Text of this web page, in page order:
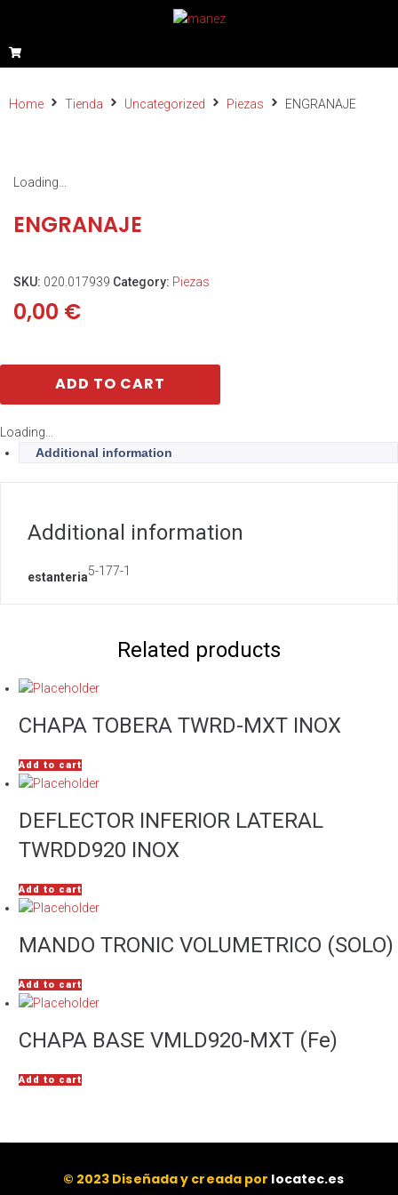
Home Tienda Uncategorized Piezas ENGRANAJE
Loading...
ENGRANAJE
SKU: 020.017939 Category: Piezas
0,00 €
ADD TO CART
Loading...
Additional information
Additional information
estanteria5-177-1
Related products
CHAPA TOBERA TWRD-MXT INOX
Add to cart
DEFLECTOR INFERIOR LATERAL
TWRDD920 INOX
Add to cart
MANDO TRONIC VOLUMETRICO (SOLO)
Add to cart
CHAPA BASE VMLD920-MXT (Fe)
Add to cart
© 2023 Diseñada y creada por locatec.es